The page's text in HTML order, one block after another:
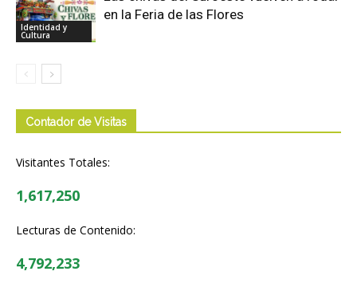
Identidad y
Cultura
en la Feria de las Flores
Contador de Visitas
Visitantes Totales:
1,617,250
Lecturas de Contenido:
4,792,233